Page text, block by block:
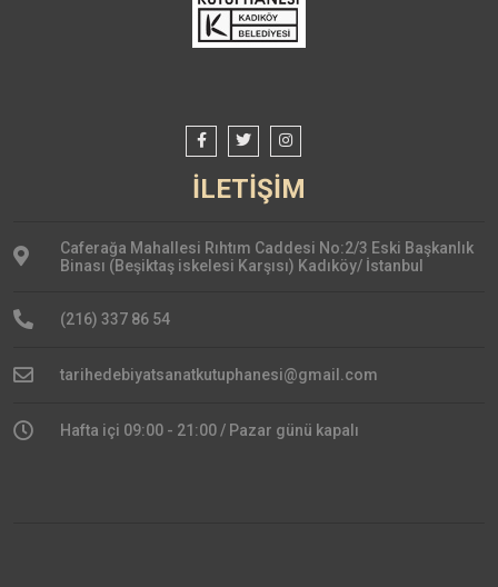
İLETİŞİM
Caferağa Mahallesi Rıhtım Caddesi No:2/3 Eski Başkanlık
Binası (Beşiktaş iskelesi Karşısı) Kadıköy/ İstanbul
(216) 337 86 54
tarihedebiyatsanatkutuphanesi@gmail.com
Hafta içi 09:00 - 21:00 / Pazar günü kapalı